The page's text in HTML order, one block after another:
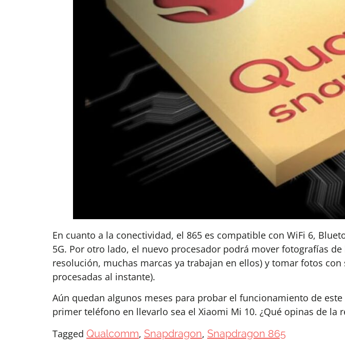
En cuanto a la conectividad, el 865 es compatible con WiFi 6,
5G. Por otro lado, el nuevo procesador podrá mover fotografías
resolución, muchas marcas ya trabajan en ellos) y tomar fotos
procesadas al instante).
Aún quedan algunos meses para probar el funcionamiento de
primer teléfono en llevarlo sea el Xiaomi Mi 10. ¿Qué opinas de la
Tagged Qualcomm, Snapdragon, Snapdragon 865